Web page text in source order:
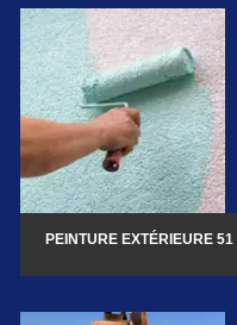
PEINTURE EXTÉRIEURE 51